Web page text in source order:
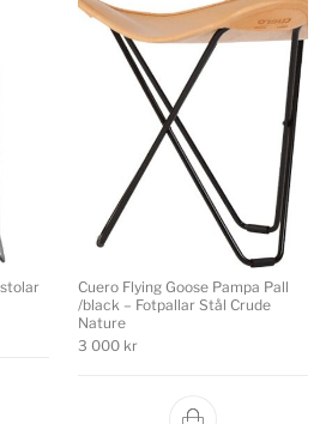
Cuero Flying Goose Pampa Pall
/black – Fotpallar Stål Crude
Nature
3 000 kr